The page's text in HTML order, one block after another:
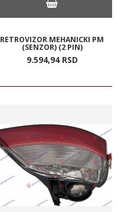
RETROVIZOR MEHANICKI PM
(SENZOR) (2 PIN)
9.594,94 RSD